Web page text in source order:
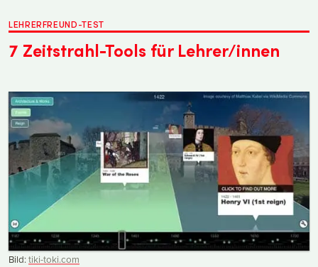
LEHRERFREUND-TEST
7 Zeitstrahl-Tools für Lehrer/innen
Bild:tiki-toki.com